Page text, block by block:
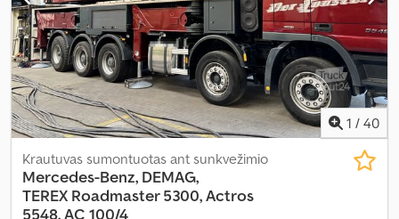
1 / 40
Krautuvas sumontuotas ant sunkvežimio
Mercedes-Benz, DEMAG,
TEREX Roadmaster 5300, Actros
5548, AC 100/4